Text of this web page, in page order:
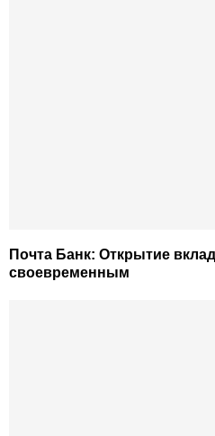
Почта Банк: Открытие
своевременным